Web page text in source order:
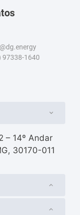
97338-1640
– 14º Andar
30170-011